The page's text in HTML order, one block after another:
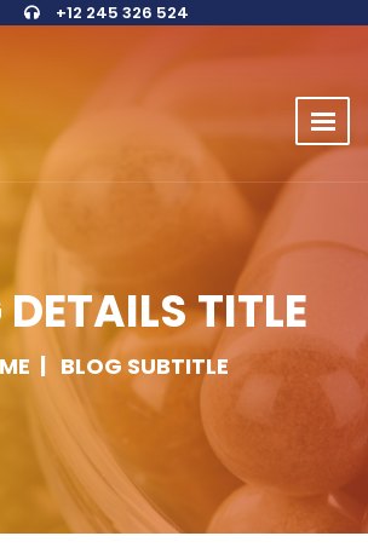
+12 245 326 524
TITLE
BLOG SUBTITLE